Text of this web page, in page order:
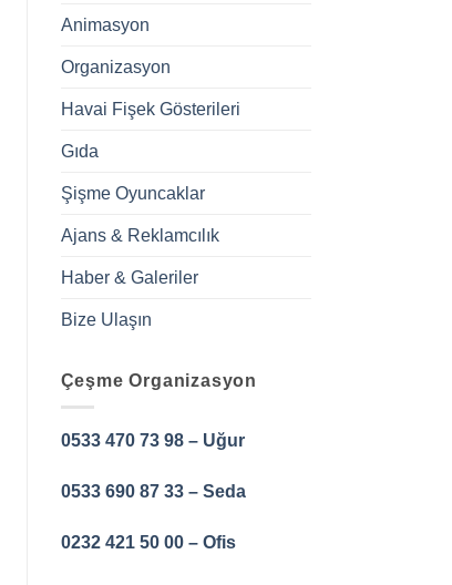
Animasyon
Organizasyon
Havai Fişek Gösterileri
Gıda
Şişme Oyuncaklar
Ajans & Reklamcılık
Haber & Galeriler
Bize Ulaşın
Çeşme Organizasyon
0533 470 73 98 – Uğur
0533 690 87 33 – Seda
0232 421 50 00 – Ofis